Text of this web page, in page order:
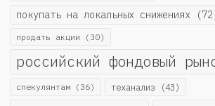
покупать на локальных снижениях
продать акции (30)
российский фондовый
спекулянтам (36) теханализ (43)